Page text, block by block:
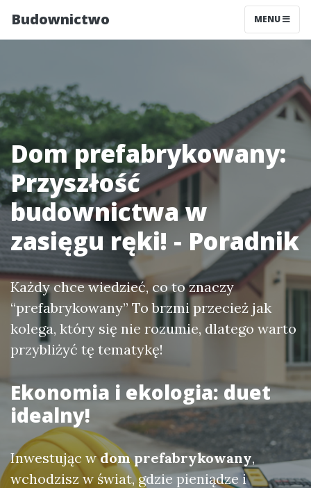
Budownictwo MENU
Dom prefabrykowany:
Przyszłość
budownictwa w
zasięgu ręki! - Poradnik
Każdy chce wiedzieć, co to znaczy
“prefabrykowany” To brzmi przecież jak
kolega, który się nie rozumie, dlatego warto
przybliżyć tę tematykę!
Ekonomia i ekologia: duet
idealny!
Inwestując wdom prefabrykowany,
wchodzisz w świat, gdzie pieniądze i